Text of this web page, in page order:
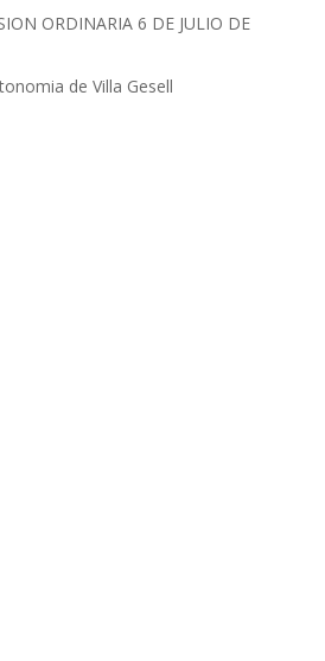
ORDINARIA 6 DE JULIO DE
de Villa Gesell